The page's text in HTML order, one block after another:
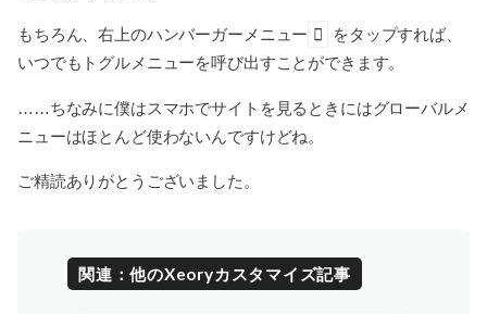
もちろん、右上のハンバーガーメニュー
をタップすれば、
いつでもトグルメニューを呼び出すことができます。
……ちなみに僕はスマホでサイトを見るときにはグローバルメ
ニューはほとんど使わないんですけどね。
ご精読ありがとうございました。
関連：他のXeoryカスタマイズ記事